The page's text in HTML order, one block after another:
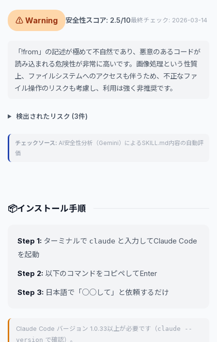
⚠ Warning 安全性スコア: 2.5/10最終チェック: 2026-03-14
「!from」の記述が極めて不自然であり、悪意のあるコードが
読み込まれる危険性が非常に高いです。画像処理という性質
上、ファイルシステムへのアクセスも伴うため、不正なファ
イル操作のリスクも考慮し、利用は強く非推奨です。
検出されたリスク (3件)
チェックソース: AI安全性分析（Gemini）によるSKILL.md内容の自動評
価
📦インストール手順
Step 1: ターミナルで claude と入力してClaude Code
を起動
Step 2: 以下のコマンドをコピペしてEnter
Step 3: 日本語で「○○して」と依頼するだけ
Claude Code バージョン 1.0.33以上が必要です（claude --
version で確認）。